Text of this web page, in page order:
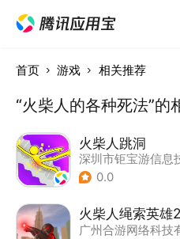
首页 游戏 相关推荐
“火柴人的各种死法”
火柴人跳洞
0.0
火柴人绳索英雄2